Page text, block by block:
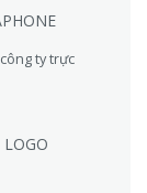
ty trực